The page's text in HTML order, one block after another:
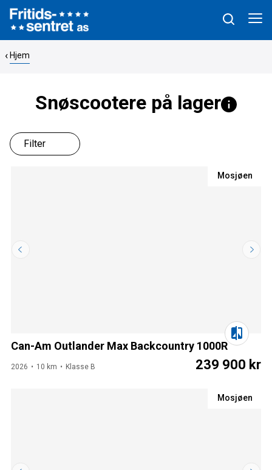
Hjem
Snøscootere på lager Her
Filter
Mosjøen
Can-Am Outlander Max Backcountry 1000R
2026 10 km Klasse B 239 900 kr
Mosjøen